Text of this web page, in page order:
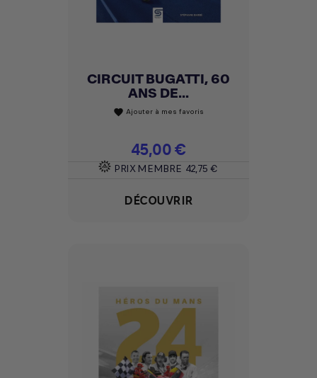
CIRCUIT BUGATTI, 60
ANS DE...
favorite Ajouter à mes favoris
Prix
45,00 €
PRIX MEMBRE 42,75 €
DÉCOUVRIR